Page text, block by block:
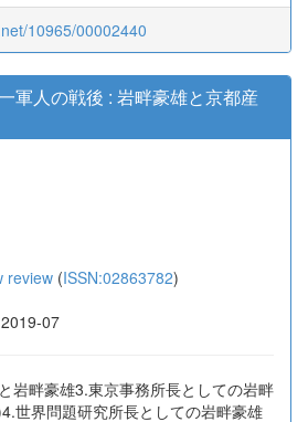
10965/00002440
軍人の戦後 : 岩畔豪雄と京都産
review (ISSN:02863782)
07
岩畔豪雄3.東京事務所長としての岩畔
世界問題研究所長としての岩畔豪雄